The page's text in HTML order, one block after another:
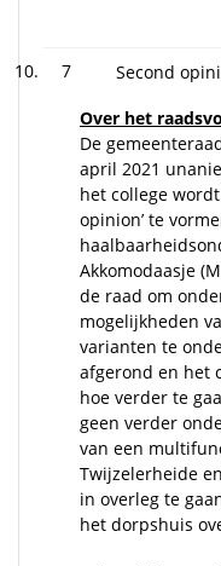
7
Second
Over het
De
april 2021
het college
opinion’ te
Akkomodaasje
de raad om
mogelijkheden
varianten te
afgerond en het
hoe verder te
geen verder
van een
Twijzelerheide
in overleg te
het dorpshuis